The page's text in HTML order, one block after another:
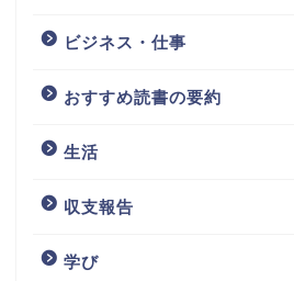
ビジネス・仕事
おすすめ読書の要約
生活
収支報告
学び